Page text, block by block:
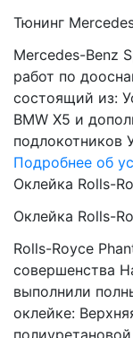
Тюнинг
Mercedes-Benz
работ по
состоящий из:
BMW Х5 и
подлокотников
Подробнее об
Оклейка Rolls-
Оклейка Rolls-
Rolls-Royce
совершенства
выполнили
оклейке:
полиуретановой…